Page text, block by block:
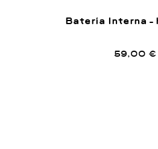
Batería Interna –
59,00 €